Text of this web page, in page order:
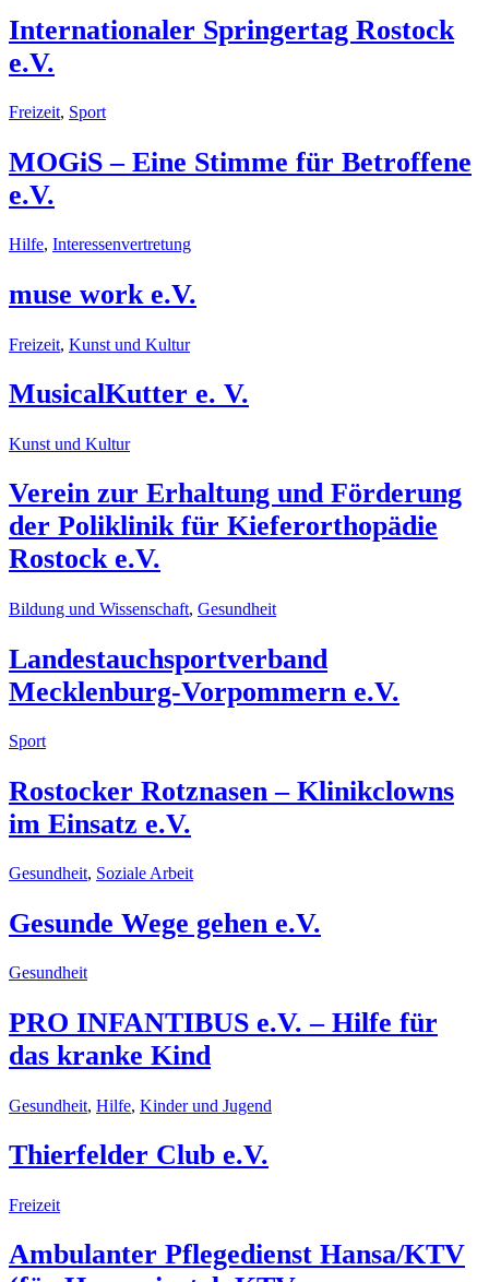
Internationaler Springertag Rostock
e.V.
Freizeit, Sport
MOGiS – Eine Stimme für Betroffene
e.V.
Hilfe, Interessenvertretung
muse work e.V.
Freizeit, Kunst und Kultur
MusicalKutter e. V.
Kunst und Kultur
Verein zur Erhaltung und Förderung
der Poliklinik für Kieferorthopädie
Rostock e.V.
Bildung und Wissenschaft, Gesundheit
Landestauchsportverband
Mecklenburg-Vorpommern e.V.
Sport
Rostocker Rotznasen – Klinikclowns
im Einsatz e.V.
Gesundheit, Soziale Arbeit
Gesunde Wege gehen e.V.
Gesundheit
PRO INFANTIBUS e.V. – Hilfe für
das kranke Kind
Gesundheit, Hilfe, Kinder und Jugend
Thierfelder Club e.V.
Freizeit
Ambulanter Pflegedienst Hansa/KTV